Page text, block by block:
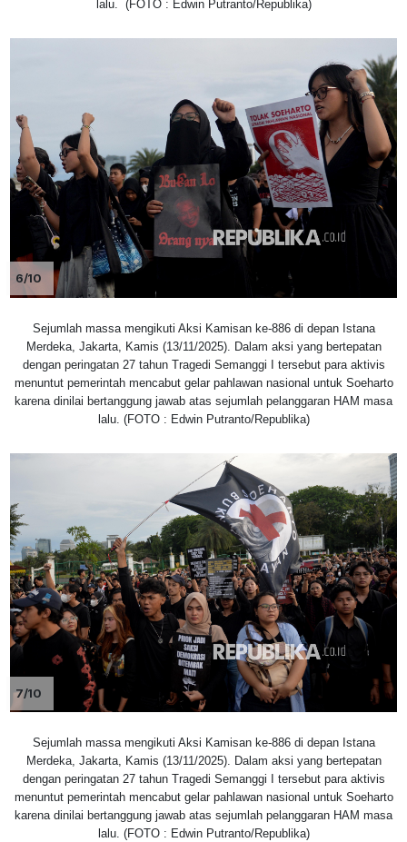
lalu. (FOTO : Edwin Putranto/Republika)
6/10
Sejumlah massa mengikuti Aksi Kamisan ke-886 di depan Istana
Merdeka, Jakarta, Kamis (13/11/2025). Dalam aksi yang bertepatan
dengan peringatan 27 tahun Tragedi Semanggi I tersebut para aktivis
menuntut pemerintah mencabut gelar pahlawan nasional untuk Soeharto
karena dinilai bertanggung jawab atas sejumlah pelanggaran HAM masa
lalu. (FOTO : Edwin Putranto/Republika)
7/10
Sejumlah massa mengikuti Aksi Kamisan ke-886 di depan Istana
Merdeka, Jakarta, Kamis (13/11/2025). Dalam aksi yang bertepatan
dengan peringatan 27 tahun Tragedi Semanggi I tersebut para aktivis
menuntut pemerintah mencabut gelar pahlawan nasional untuk Soeharto
karena dinilai bertanggung jawab atas sejumlah pelanggaran HAM masa
lalu. (FOTO : Edwin Putranto/Republika)